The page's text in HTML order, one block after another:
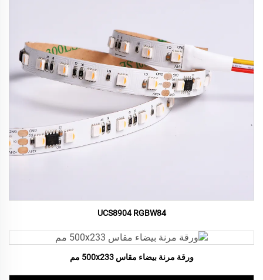
UCS8904 RGBW84
ورقة مرنة بيضاء مقاس 500x233 مم